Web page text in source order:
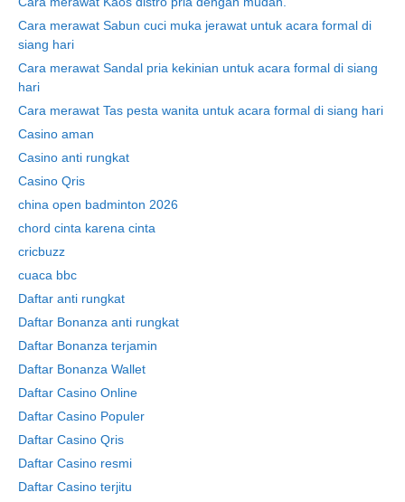
Cara merawat Sabun cuci muka jerawat untuk acara formal di
siang hari
Cara merawat Sandal pria kekinian untuk acara formal di siang
hari
Cara merawat Tas pesta wanita untuk acara formal di siang hari
Casino aman
Casino anti rungkat
Casino Qris
china open badminton 2026
chord cinta karena cinta
cricbuzz
cuaca bbc
Daftar anti rungkat
Daftar Bonanza anti rungkat
Daftar Bonanza terjamin
Daftar Bonanza Wallet
Daftar Casino Online
Daftar Casino Populer
Daftar Casino Qris
Daftar Casino resmi
Daftar Casino terjitu